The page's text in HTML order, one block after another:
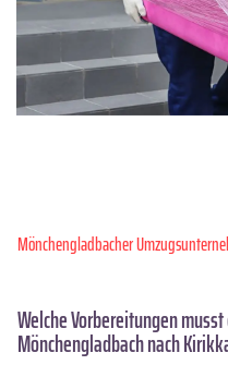
Mönchen­gladbacher
Welche Vorbereitungen
Mönchengladbach nach